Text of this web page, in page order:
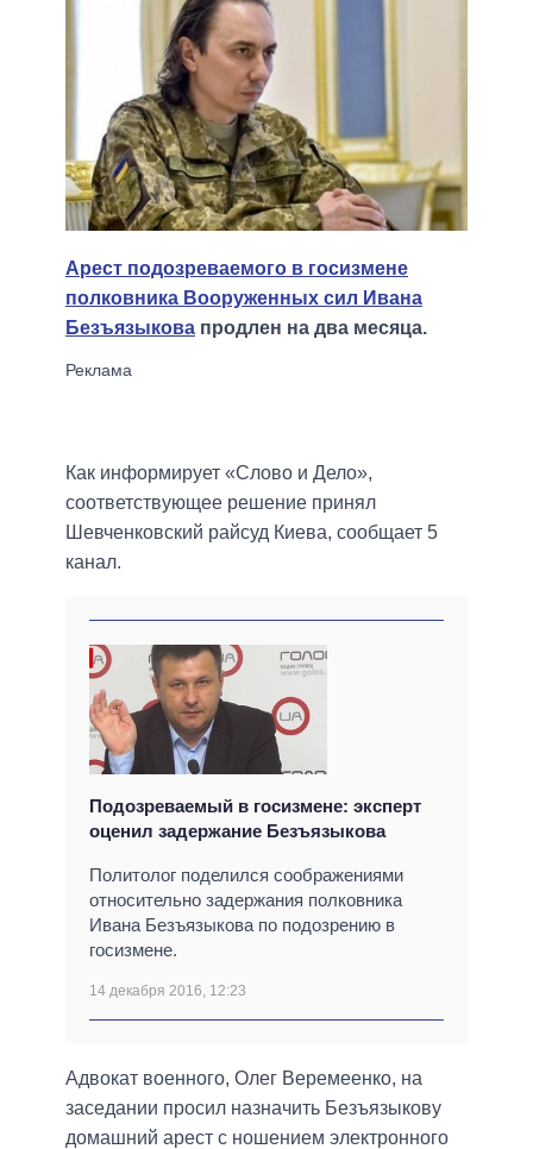
Арест подозреваемого в госизмене
полковника Вооруженных сил Ивана
Безъязыкова продлен на два месяца.
Как информирует «Слово и Дело»,
cоответствующее решение принял
Шевченковский райсуд Киева, сообщает 5
канал.
Подозреваемый в госизмене: эксперт
оценил задержание Безъязыкова
Политолог поделился соображениями
относительно задержания полковника
Ивана Безъязыкова по подозрению в
госизмене.
14 декабря 2016, 12:23
Адвокат военного, Олег Веремеенко, на
заседании просил назначить Безъязыкову
домашний арест с ношением электронного